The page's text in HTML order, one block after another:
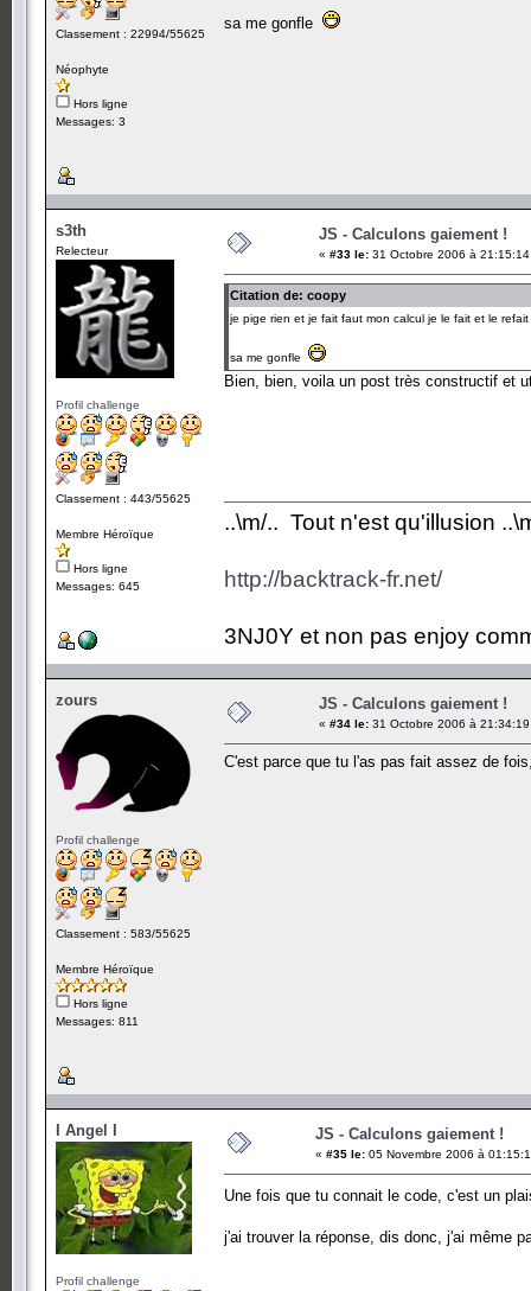
Classement : 22994/55625
Néophyte
Hors ligne
Messages: 3
sa me gonfle
s3th
Relecteur
Profil challenge
Classement : 443/55625
Membre Héroïque
Hors ligne
Messages: 645
JS - Calculons gaiement !
« #33 le: 31 Octobre 2006 à
Citation de: coopy
je pige rien et je fait faut mon calcul je le fait et le
sa me gonfle
Bien, bien, voila un post très constructif et
..\m/.. Tout n'est qu'illusion
http://backtrack-fr.net/
3NJ0Y et non pas enjoy
zours
Profil challenge
Classement : 583/55625
Membre Héroïque
Hors ligne
Messages: 811
JS - Calculons gaiement !
« #34 le: 31 Octobre 2006 à
C'est parce que tu l'as pas fait assez de
I Angel I
Profil challenge
JS - Calculons gaiement !
« #35 le: 05 Novembre 2006 à
Une fois que tu connait le code, c'est un
j'ai trouver la réponse, dis donc, j'ai même